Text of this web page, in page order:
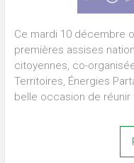
Ce mardi 10 décembre
premières assises
citoyennes, co-
Territoires, Énergies
belle occasion de